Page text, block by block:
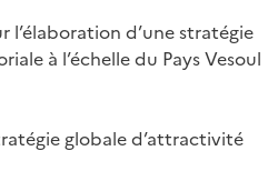
l’élaboration d’une stratégie
à l’échelle du Pays Vesoul
globale d’attractivité